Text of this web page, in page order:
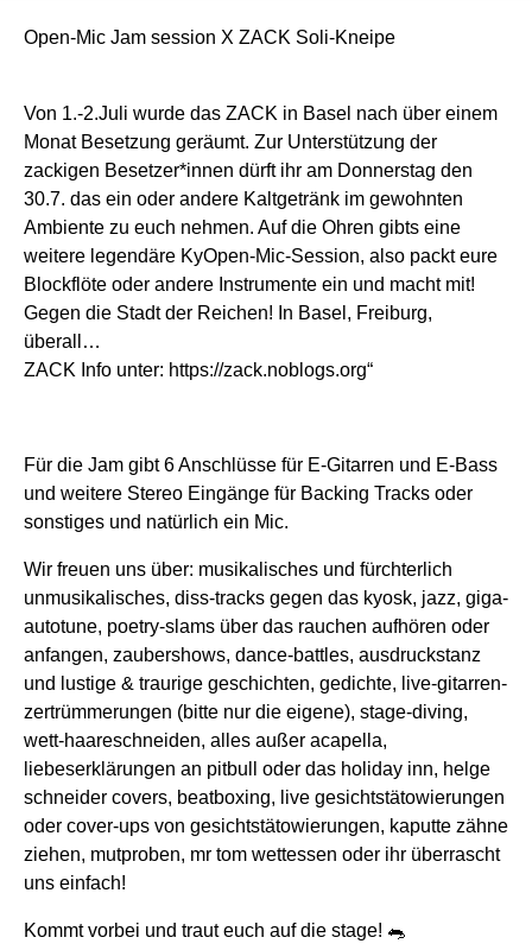
Open-Mic Jam session X ZACK Soli-Kneipe
Von 1.-2.Juli wurde das ZACK in Basel nach über einem
Monat Besetzung geräumt. Zur Unterstützung der
zackigen Besetzer*innen dürft ihr am Donnerstag den
30.7. das ein oder andere Kaltgetränk im gewohnten
Ambiente zu euch nehmen. Auf die Ohren gibts eine
weitere legendäre KyOpen-Mic-Session, also packt eure
Blockflöte oder andere Instrumente ein und macht mit!
Gegen die Stadt der Reichen! In Basel, Freiburg,
überall…
ZACK Info unter: https://zack.noblogs.org“
Für die Jam gibt 6 Anschlüsse für E-Gitarren und E-Bass
und weitere Stereo Eingänge für Backing Tracks oder
sonstiges und natürlich ein Mic.
Wir freuen uns über: musikalisches und fürchterlich
unmusikalisches, diss-tracks gegen das kyosk, jazz, giga-
autotune, poetry-slams über das rauchen aufhören oder
anfangen, zaubershows, dance-battles, ausdruckstanz
und lustige & traurige geschichten, gedichte, live-gitarren-
zertrümmerungen (bitte nur die eigene), stage-diving,
wett-haareschneiden, alles außer acapella,
liebeserklärungen an pitbull oder das holiday inn, helge
schneider covers, beatboxing, live gesichtstätowierungen
oder cover-ups von gesichtstätowierungen, kaputte zähne
ziehen, mutproben, mr tom wettessen oder ihr überrascht
uns einfach!
Kommt vorbei und traut euch auf die stage! 🐀